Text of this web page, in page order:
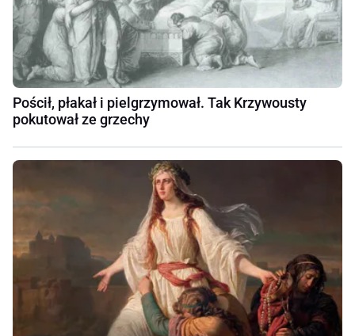
Pościł, płakał i pielgrzymował. Tak Krzywousty
pokutował ze grzechy